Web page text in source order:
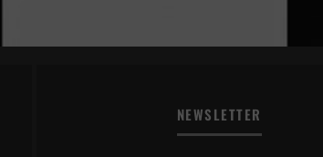
NEWSLETTER